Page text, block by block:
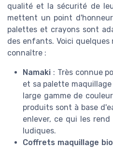
qualité et la sécurité de
mettent un point
palettes et crayons sont
des enfants. Voici quelques
connaître :
Namaki : Très connue
et sa palette
large gamme de
produits sont à base
enlever, ce qui les
ludiques.
Coffrets maquillage bio